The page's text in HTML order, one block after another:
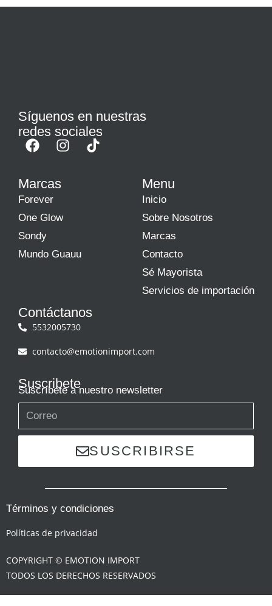
Síguenos en nuestras
redes sociales
Marcas
Forever
One Glow
Sondy
Mundo Guauu
Menu
Inicio
Sobre Nosotros
Marcas
Contacto
Sé Mayorista
Servicios de importación
Contáctanos
5532005730
contacto@emotionimport.com
Suscribete
Suscríbete a nuestro newsletter
SUSCRIBIRSE
Términos y condiciones
Políticas de privacidad
COPYRIGHT © EMOTION IMPORT
TODOS LOS DERECHOS RESERVADOS